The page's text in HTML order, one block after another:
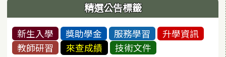
精選公告標籤
新生入學 獎助學金 服務學習
升學資訊
教師研習
來查成績 技術文件